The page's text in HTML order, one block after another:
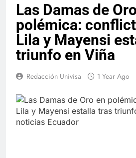
Las Damas de
polémica:
Lila y Mayensi
triunfo en Viña
Redacción Univisa 1 Year Ago